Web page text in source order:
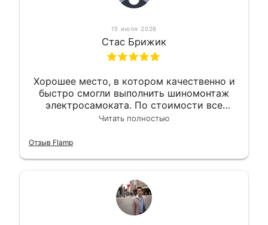
15 июля 2026
Стас Брижик
Хорошее место, в котором качественно и
быстро смогли выполнить шиномонтаж
электросамоката. По стоимости все
вышло вообще приемлемо хочу сказать.
Читать полностью
Отзыв Flamp